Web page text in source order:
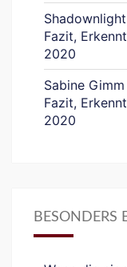
Shadownlight
Fazit,
2020
Sabine Gimm
Fazit,
2020
BESONDERS